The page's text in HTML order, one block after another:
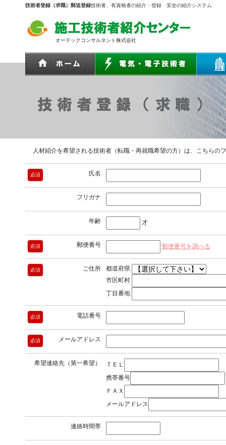
技術者登録（求職）郵送登録技術者、有資格者の紹介・登録 安全の紹介システム
オーテックコンサルタント株式会社
人材紹介を希望される技術者（転職・再就職希望の方）は、こちらの
必須 氏名
フリガナ
年齢 才
必須 郵便番号 郵便番号を調べる
必須 ご住所
都道府県
市区町村
丁目番地
必須 電話番号
必須 メールアドレス
希望連絡先（第一希望）
ＴＥＬ
携帯番号
ＦＡＸ
メールアドレス
連絡時間帯